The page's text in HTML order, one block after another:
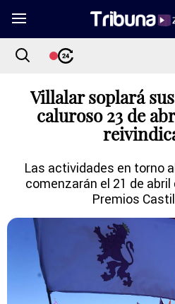
Villalar soplará
caluroso 23 de
Las actividades en torno
comenzarán el 21 de
Premios